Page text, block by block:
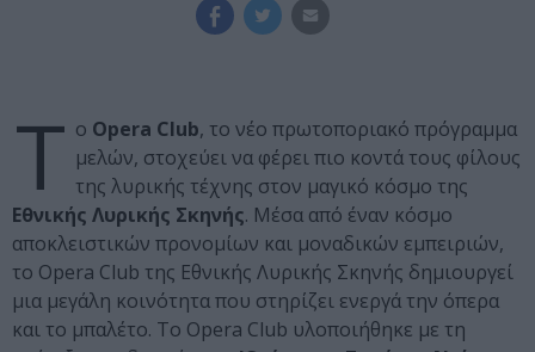
Τ ο Opera Club, το νέο πρωτοποριακό πρόγραμμα
μελών, στοχεύει να φέρει πιο κοντά τους φίλους
της λυρικής τέχνης στον μαγικό κόσμο της
Εθνικής Λυρικής Σκηνής. Μέσα από έναν κόσμο
αποκλειστικών προνομίων και μοναδικών εμπειριών,
το Opera Club της Εθνικής Λυρικής Σκηνής δημιουργεί
μια μεγάλη κοινότητα που στηρίζει ενεργά την όπερα
και το μπαλέτο. Το Opera Club υλοποιήθηκε με τη